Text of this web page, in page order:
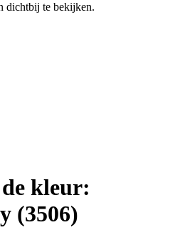
dichtbij te bekijken.
kleur:
(3506)